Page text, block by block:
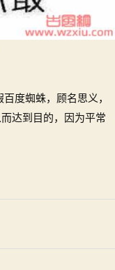
度蜘蛛，顾名思义，
达到目的，因为平常